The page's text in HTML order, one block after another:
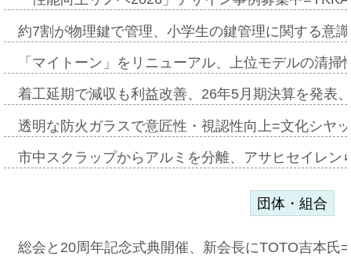
約7割が物理鍵で管理、小学生の鍵管理に関する意
「マイトーン」をリニューアル、上位モデルの清
着工延期で減収も利益改善、26年5月期決算を発表
透明な防火ガラスで意匠性・視認性向上=文化シヤ
市中スクラップからアルミを分離、アサヒセイレ
団体・組合
総会と20周年記念式典開催、新会長にTOTO吉本氏